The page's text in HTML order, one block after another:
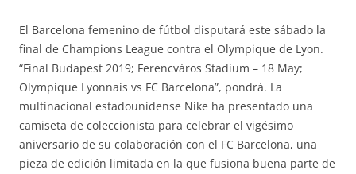
El Barcelona femenino de fútbol disputará este sábado la
final de Champions League contra el Olympique de Lyon.
“Final Budapest 2019; Ferencváros Stadium – 18 May;
Olympique Lyonnais vs FC Barcelona”, pondrá. La
multinacional estadounidense Nike ha presentado una
camiseta de coleccionista para celebrar el vigésimo
aniversario de su colaboración con el FC Barcelona, una
pieza de edición limitada en la que fusiona buena parte de